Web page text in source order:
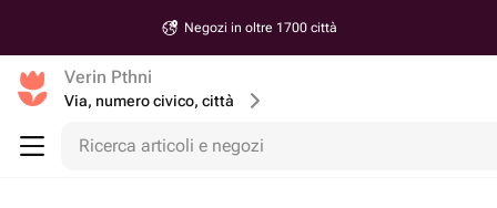
Negozi in oltre 1700 città
Verin Pthni
Via, numero civico, città
Ricerca articoli e negozi